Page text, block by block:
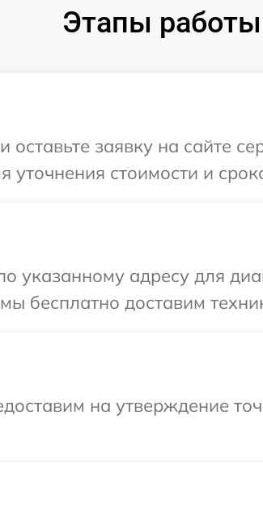
Этапы работы
заявку на сайте
уточнения стоимости и
указанному адресу для
бесплатно доставим
на утверждение